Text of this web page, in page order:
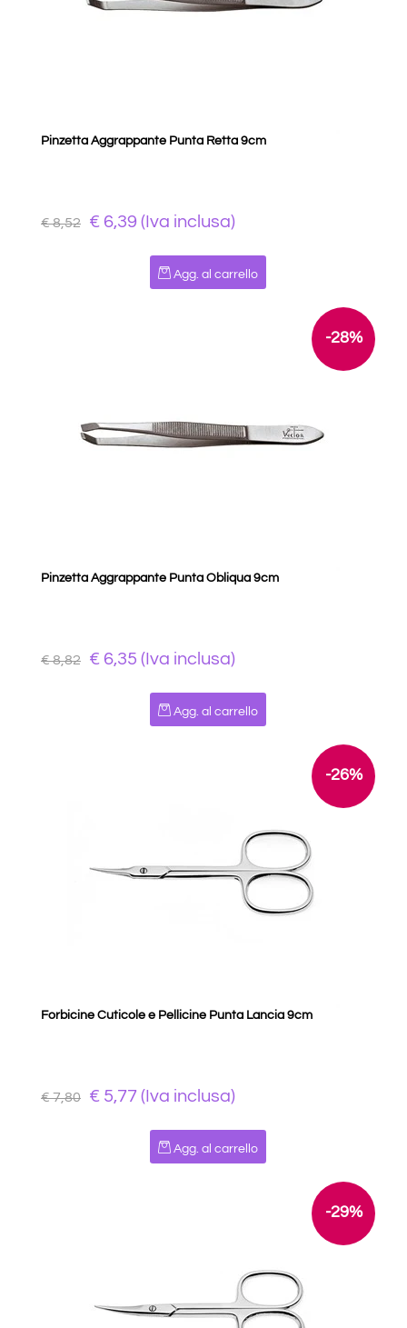
Pinzetta Aggrappante Punta Retta 9cm
€ 8,52 € 6,39 (Iva inclusa)
Quantità
Agg. al carrello
-28%
Pinzetta Aggrappante Punta Obliqua 9cm
€ 8,82 € 6,35 (Iva inclusa)
Quantità
Agg. al carrello
-26%
Forbicine Cuticole e Pellicine Punta Lancia 9cm
€ 7,80 € 5,77 (Iva inclusa)
Quantità
Agg. al carrello
-29%